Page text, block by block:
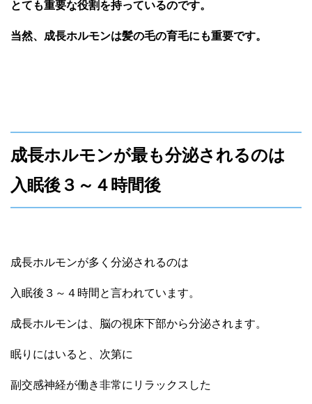
とても重要な役割を持っているのです。
当然、 成長ホルモンは髪の毛の育毛にも重要です。
成長ホルモンが最も分泌されるのは
入眠後３～４時間後
成長ホルモンが多く分泌されるのは
入眠後３～４時間 と言われています。
成長ホルモンは、脳の視床下部から分泌されます。
眠りにはいると、次第に
副交感神経が働き非常にリラックスした